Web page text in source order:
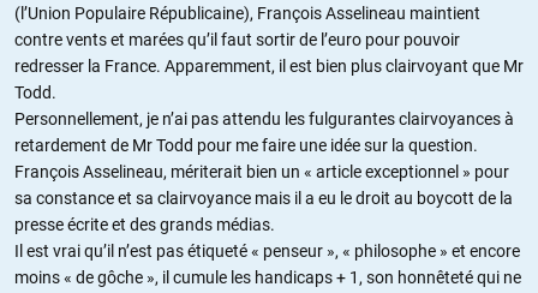
(l’Union Populaire Républicaine), François Asselineau maintient
contre vents et marées qu’il faut sortir de l’euro pour pouvoir
redresser la France. Apparemment, il est bien plus clairvoyant que Mr
Todd.
Personnellement, je n’ai pas attendu les fulgurantes clairvoyances à
retardement de Mr Todd pour me faire une idée sur la question.
François Asselineau, mériterait bien un « article exceptionnel » pour
sa constance et sa clairvoyance mais il a eu le droit au boycott de la
presse écrite et des grands médias.
Il est vrai qu’il n’est pas étiqueté « penseur », « philosophe » et encore
moins « de gôche », il cumule les handicaps + 1, son honnêteté qui ne